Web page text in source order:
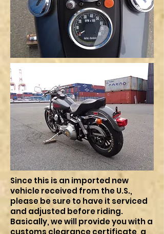
Since this is an imported new
vehicle received from the U.S.,
please be sure to have it serviced
and adjusted before riding.
Basically, we will provide you with a
customs clearance certificate, a